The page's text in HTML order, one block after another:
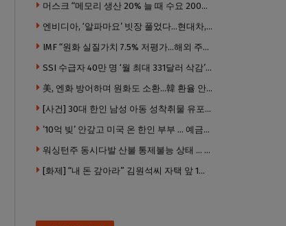
머스크 “메모리 생산 20% 늘 때 수요 200% 증가” … 반도체 매출 1조달러 눈 앞
엔비디아, ‘알파마요’ 빗장 풀었다…현대차, 자율주행 속도내나
IMF “원화 실질가치 7.5% 저평가…해외 주식투자 영향”
SSI 수급자 40만 명 ‘월 최대 331달러 삭감’ 위기…10만 명은 수급자격 상실
美, 엔화 방어하며 원화도 소환…韓 환율 안정 ‘우군’ 되나
[사건] 30대 한인 남성 아동 성착취물 유포 혐의로 체포
’10억 빚’ 안갚고 미국 온 한인 부부 … 예금보험공사, 미국서 소송
워싱턴주 동시다발 산불 통제불능 상태 … 이재민 수십만명
[화제] “내 돈 갚아라” 김원석씨 자택 앞 1인 광대 시위 … 한인 투자사, “108만 달러 못받아”